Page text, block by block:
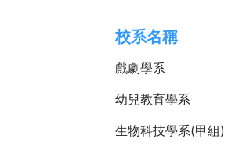
校系名稱
戲劇學系
幼兒教育學系
生物科技學系(甲組)